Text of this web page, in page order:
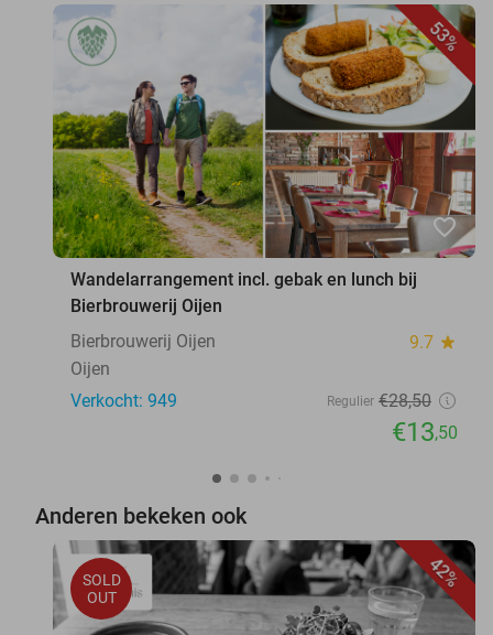
53%
favorite_border
Wandelarrangement incl. gebak en lunch bij
Bierbrouwerij Oijen
Bierbrouwerij Oijen
9.7 star
Oijen
Verkocht: 949
Regulier €28,50
€13,50
Anderen bekeken ook
42%
SOLD
OUT